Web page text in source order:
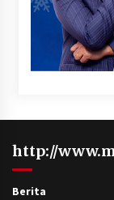
http://
Berita